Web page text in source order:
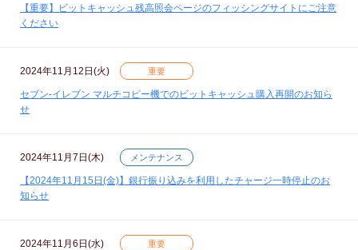
【重要】ビットキャッシュ残高照会ページのフィッシングサイトにご注意
ください
2024年11月12日(火) 重要
セブン‐イレブン マルチコピー機でのビットキャッシュ購入再開のお知ら
せ
2024年11月7日(木) メンテナンス
【2024年11月15日(金)】銀行振り込みを利用したチャージ一時停止のお
知らせ
2024年11月6日(水) 重要